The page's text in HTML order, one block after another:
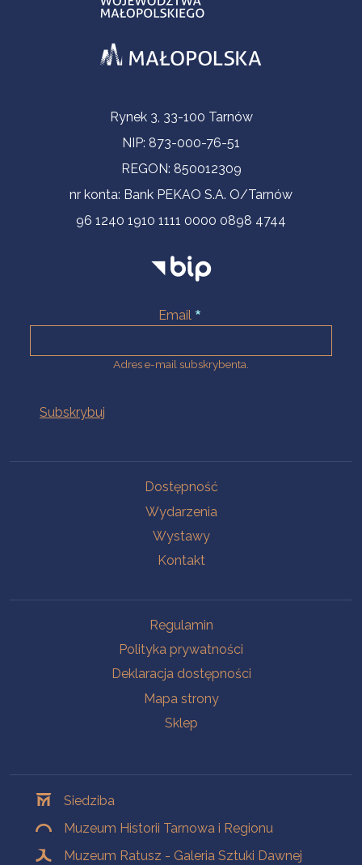
Informacje kontaktoweRynek 3, 33-100 Tarnów
NIP: 873-000-76-51
REGON: 850012309
nr konta: Bank PEKAO S.A. O/Tarnów
96 1240 1910 1111 0000 0898 4744
Email
Adres e-mail subskrybenta.
Dostępność
Wydarzenia
Wystawy
Kontakt
Regulamin
Polityka prywatności
Deklaracja dostępności
Mapa strony
Sklep
Siedziba
Muzeum Historii Tarnowa i Regionu
Muzeum Ratusz - Galeria Sztuki Dawnej